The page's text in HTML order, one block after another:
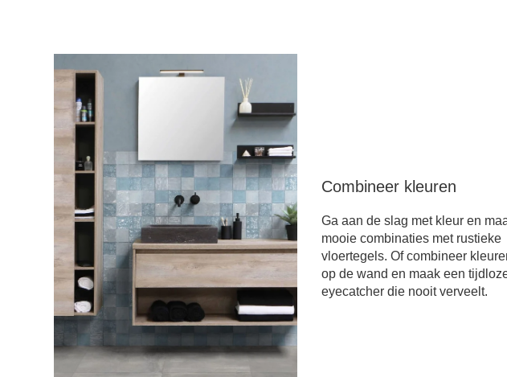
Combineer kleuren
Ga aan de slag met kleur en
mooie combinaties met rustieke
vloertegels. Of combineer
op de wand en maak een
eyecatcher die nooit verveelt.